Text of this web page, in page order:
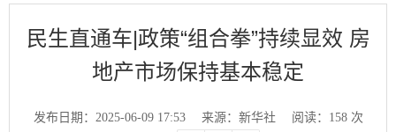
民生直通车|政策“组合拳”持续显效 房
地产市场保持基本稳定
发布日期：2025-06-09 17:53 来源：新华社 阅读： 158次